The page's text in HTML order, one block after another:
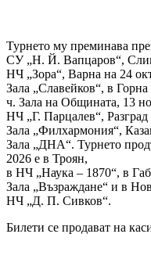
Турнето му преминава
СУ „Н. Й. Вапцаров“,
НЧ „Зора“, Варна на 24
Зала „Славейков“, в
ч. Зала на Общината, 13
НЧ „Г. Парцалев“,
Зала „Филхармония“,
Зала „ДНА“. Турнето
2026 е в Троян,
в НЧ „Наука – 1870“, в
Зала „Възраждане“ и в
НЧ „Д. П. Сивков“.
Билети се продават на